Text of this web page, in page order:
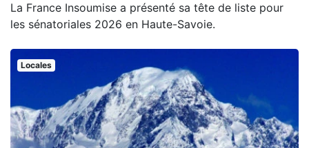
La France Insoumise a présenté sa tête de liste pour
les sénatoriales 2026 en Haute-Savoie.
Locales